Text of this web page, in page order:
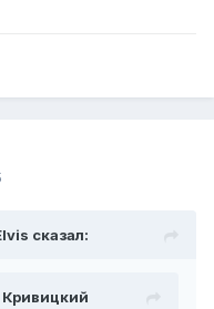
сказал:
Кривицкий